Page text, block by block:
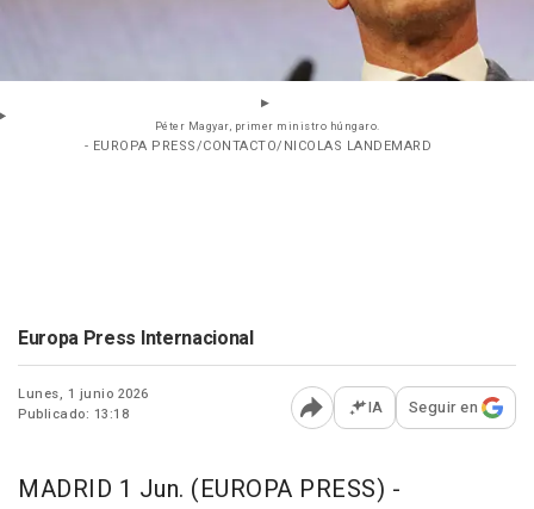
Péter Magyar, primer ministro húngaro.
- EUROPA PRESS/CONTACTO/NICOLAS LANDEMARD
Europa Press Internacional
Lunes, 1 junio 2026
Publicado: 13:18
Abrir opciones para
IA Seguir en
MADRID 1 Jun. (EUROPA PRESS) -